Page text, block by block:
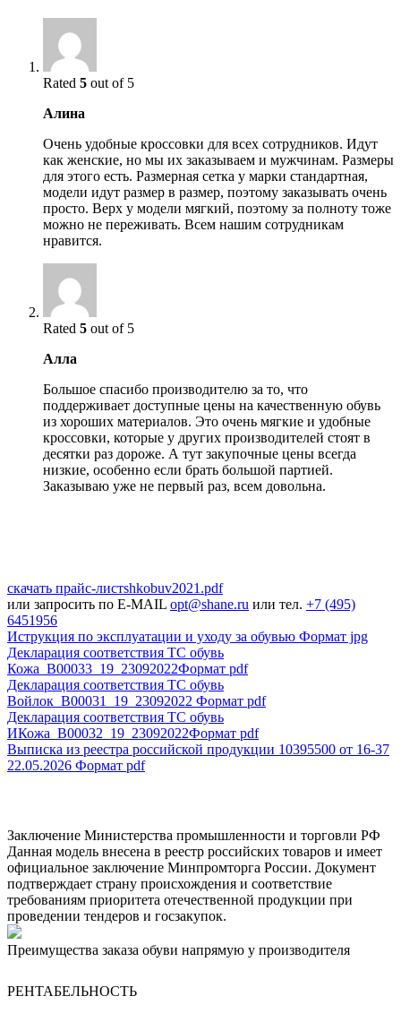
Rated 5 out of 5
Алина
Очень удобные кроссовки для всех сотрудников. Идут
как женские, но мы их заказываем и мужчинам. Размеры
для этого есть. Размерная сетка у марки стандартная,
модели идут размер в размер, поэтому заказывать очень
просто. Верх у модели мягкий, поэтому за полноту тоже
можно не переживать. Всем нашим сотрудникам
нравится.
Rated 5 out of 5
Алла
Большое спасибо производителю за то, что
поддерживает доступные цены на качественную обувь
из хороших материалов. Это очень мягкие и удобные
кроссовки, которые у других производителей стоят в
десятки раз дороже. А тут закупочные цены всегда
низкие, особенно если брать большой партией.
Заказываю уже не первый раз, всем довольна.
скачать прайс-листshkobuv2021 .pdf
или запросить по E-MAIL opt@shane.ru или тел. +7 (495)
6451956
Иструкция по эксплуатации и уходу за обувью Формат jpg
Декларация соответствия ТС обувь
Кожа_В00033_19_23092022Формат pdf
Декларация соответствия ТС обувь
Войлок_B00031_19_23092022 Формат pdf
Декларация соответствия ТС обувь
ИКожа_В00032_19_23092022Формат pdf
Выписка из реестра российской продукции 10395500 от 16-37
22.05.2026 Формат pdf
Заключение Министерства промышленности и торговли РФ
Данная модель внесена в реестр российских товаров и имеет
официальное заключение Минпромторга России. Документ
подтверждает страну происхождения и соответствие
требованиям приоритета отечественной продукции при
проведении тендеров и госзакупок.
Преимущества заказа обуви напрямую у производителя
РЕНТАБЕЛЬНОСТЬ